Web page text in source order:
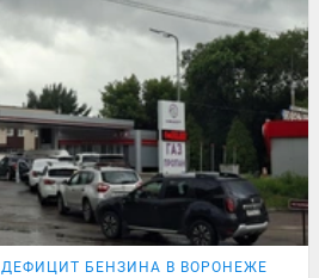
ДЕФИЦИТ БЕНЗИНА В ВОРОНЕЖЕ